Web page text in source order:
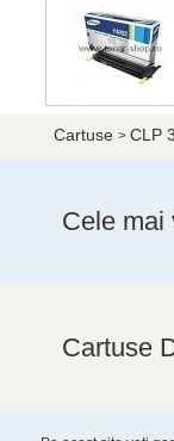
Cartuse > CLP
Cele mai
Cartuse